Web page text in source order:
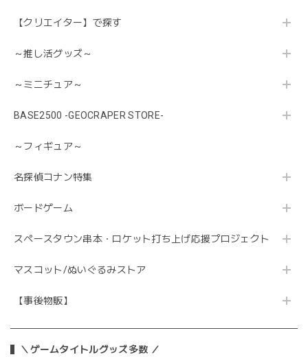
【クリエイター】で探す
～推し活グッズ～
～ミニチュア～
BASE2500 -GEOCRAPER STORE-
～フィギュア～
名探偵コナン特集
ボードゲーム
スペースタウン串本・ロケット打ち上げ応援プロジェクト
マスコット/ぬいぐるみストア
【事後物販】
＼ゲームタイトルグッズ多数 ／